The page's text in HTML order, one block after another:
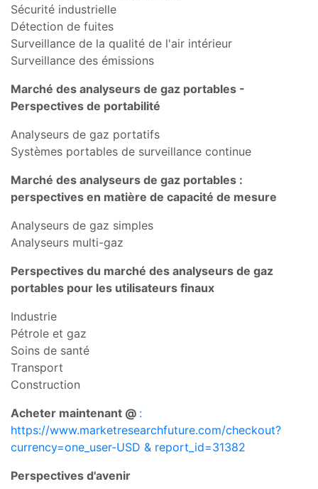
Sécurité industrielle
Détection de fuites
Surveillance de la qualité de l'air intérieur
Surveillance des émissions
Marché des analyseurs de gaz portables -
Perspectives de portabilité
Analyseurs de gaz portatifs
Systèmes portables de surveillance continue
Marché des analyseurs de gaz portables :
perspectives en matière de capacité de mesure
Analyseurs de gaz simples
Analyseurs multi-gaz
Perspectives du marché des analyseurs de gaz
portables pour les utilisateurs finaux
Industrie
Pétrole et gaz
Soins de santé
Transport
Construction
Acheter maintenant @ :
https://www.marketresearchfuture.com/checkout?
currency=one_user-USD & report_id=31382
Perspectives d'avenir